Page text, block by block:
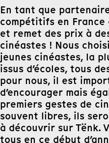
En tant que
compétitifs en France
et remet des prix à
cinéastes ! Nous
jeunes cinéastes, la
issus d’écoles, tous
pour nous, il est
d’encourager mais
premiers gestes de
souvent libres, ils
à découvrir sur Tënk.
tous en ce début